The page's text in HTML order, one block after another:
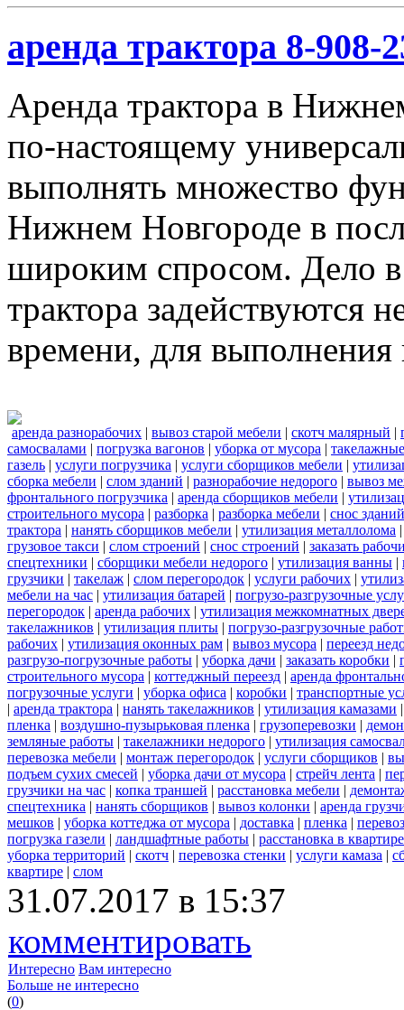
аренда трактора 8-908-
Аренда трактора в
по-настоящему
выполнять множество
Нижнем Новгороде в
широким спросом. Дело
трактора задействуются
времени, для выполнения
аренда разнорабочих | вывоз старой мебели | скотч малярный |
самосвалами | погрузка вагонов | уборка от мусора |
газель | услуги погрузчика | услуги сборщиков мебели |
сборка мебели | слом зданий | разнорабочие недорого | вывоз
фронтального погрузчика | аренда сборщиков мебели |
строительного мусора | разборка | разборка мебели | снос зданий
трактора | нанять сборщиков мебели | утилизация металлолома
грузовое такси | слом строений | снос строений | заказать
спецтехники | сборщики мебели недорого | утилизация ванны |
грузчики | такелаж | слом перегородок | услуги рабочих |
мебели на час | утилизация батарей | погрузо-разгрузочные
перегородок | аренда рабочих | утилизация межкомнатных
такелажников | утилизация плиты | погрузо-разгрузочные
рабочих | утилизация оконных рам | вывоз мусора | переезд
разгрузо-погрузочные работы | уборка дачи | заказать коробки |
строительного мусора | коттеджный переезд | аренда
погрузочные услуги | уборка офиса | коробки | транспортные
| аренда трактора | нанять такелажников | утилизация камазами
пленка | воздушно-пузырьковая пленка | грузоперевозки |
земляные работы | такелажники недорого | утилизация
перевозка мебели | монтаж перегородок | услуги сборщиков |
подъем сухих смесей | уборка дачи от мусора | стрейч лента |
грузчики на час | копка траншей | расстановка мебели |
спецтехника | нанять сборщиков | вывоз колонки | аренда
мешков | уборка коттеджа от мусора | доставка | пленка |
погрузка газели | ландшафтные работы | расстановка в квартире
уборка территорий | скотч | перевозка стенки | услуги камаза |
квартире | слом
31.07.2017 в 15:37
комментировать
Интересно Вам интересно
Больше не интересно
(0)